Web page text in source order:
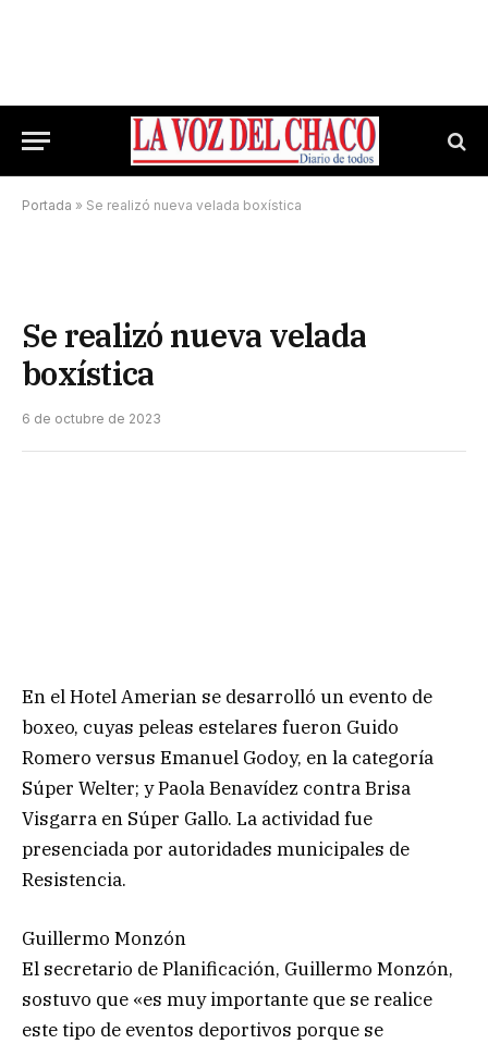
Portada » Se realizó nueva velada boxística
Se realizó nueva velada
boxística
6 de octubre de 2023
En el Hotel Amerian se desarrolló un evento de
boxeo, cuyas peleas estelares fueron Guido
Romero versus Emanuel Godoy, en la categoría
Súper Welter; y Paola Benavídez contra Brisa
Visgarra en Súper Gallo. La actividad fue
presenciada por autoridades municipales de
Resistencia.
Guillermo Monzón
El secretario de Planificación, Guillermo Monzón,
sostuvo que «es muy importante que se realice
este tipo de eventos deportivos porque se